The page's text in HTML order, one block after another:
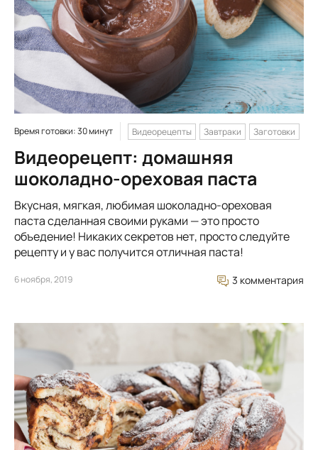
Время готовки: 30 минут Видеорецепты Завтраки Заготовки
Видеорецепт: домашняя
шоколадно-ореховая паста
Вкусная, мягкая, любимая шоколадно-ореховая
паста сделанная своими руками — это просто
объедение! Никаких секретов нет, просто следуйте
рецепту и у вас получится отличная паста!
6 ноября, 2019 3 комментария